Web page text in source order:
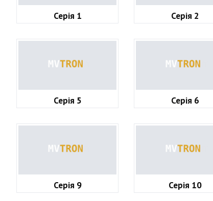
Серія 1 Серія 2
Серія 5 Серія 6
Серія 9 Серія 10